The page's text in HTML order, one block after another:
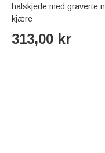
halskjede med graverte
kjære
313,00 kr